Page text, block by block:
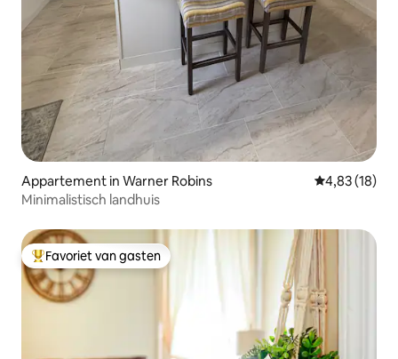
Appartement in Warner Robins Gemiddelde
4,83 (18)
Minimalistisch landhuis
Topfavoriet van gasten
Favoriet van gasten